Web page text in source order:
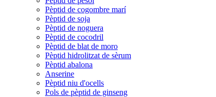
Pèptid de cogombre marí
Pèptid de soja
Pèptid de noguera
Pèptid de cocodril
Pèptid de blat de moro
Pèptid hidrolitzat de sèrum
Pèptid abalona
Anserine
Pèptid niu d'ocells
Pols de pèptid de ginseng